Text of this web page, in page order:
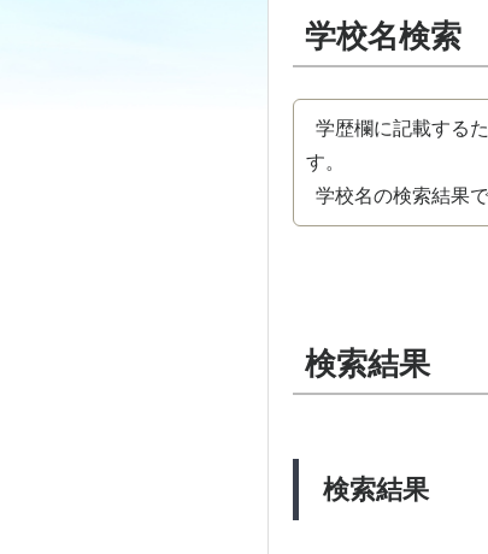
学校名検索
学歴欄に記載する
す。
学校名の検索結果
検索結果
検索結果